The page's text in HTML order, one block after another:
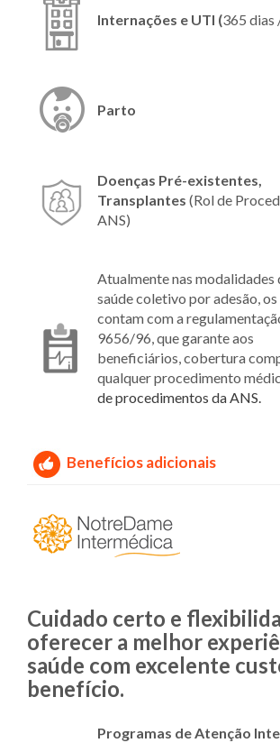
Internações e UTI (365 dias
Parto
Doenças Pré-existentes,
Transplantes (Rol de
ANS)
Atualmente nas modalidades
saúde coletivo por adesão,
contam com a
9656/96, que garante aos
beneficiários, cobertura
qualquer procedimento
de procedimentos da ANS.
Benefícios adicionais
Cuidado certo e
oferecer a melhor
saúde com excelente
benefício.
Programas de Atenção